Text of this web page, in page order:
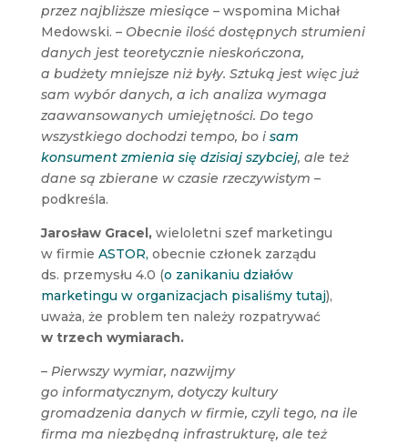
przez najbliższe miesiące –wspomina Michał
Medowski. – Obecnie ilość dostępnych strumieni
danych jest teoretycznie nieskończona,
a budżety mniejsze niż były. Sztuką jest więc już
sam wybór danych, a ich analiza wymaga
zaawansowanych umiejętności. Do tego
wszystkiego dochodzi tempo, bo i sam
konsument zmienia się dzisiaj szybciej, ale też
dane są zbierane w czasie rzeczywistym –
podkreśla.
Jarosław Gracel,wieloletni szef marketingu
w firmie ASTOR, obecnie członek zarządu
ds. przemysłu 4.0 (o zanikaniu działów
marketingu w organizacjach pisaliśmy tutaj),
uważa, że problem ten należy rozpatrywać
w trzech wymiarach.
– Pierwszy wymiar, nazwijmy
go informatycznym, dotyczy kultury
gromadzenia danych w firmie, czyli tego, na ile
firma ma niezbędną infrastrukturę, ale też